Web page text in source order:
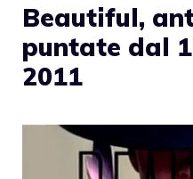
Beautiful,
puntate dal
2011